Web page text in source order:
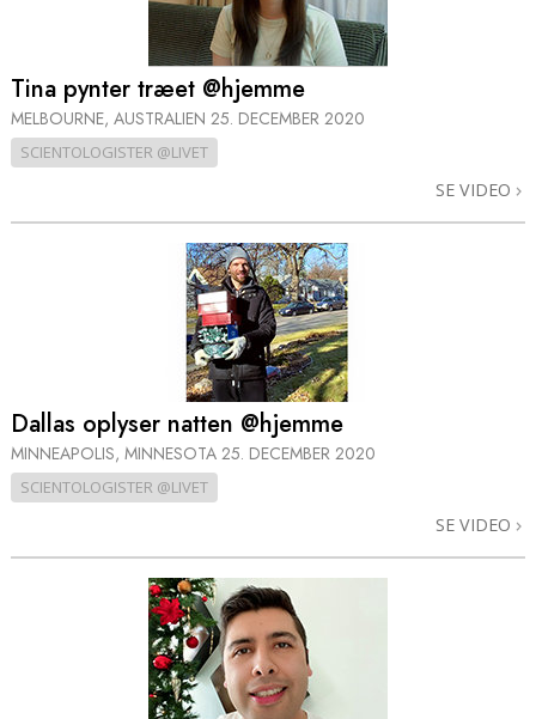
Tina pynter træet @hjemme
MELBOURNE, AUSTRALIEN 25. DECEMBER 2020
SCIENTOLOGISTER @LIVET
SE VIDEO
Dallas oplyser natten @hjemme
MINNEAPOLIS, MINNESOTA 25. DECEMBER 2020
SCIENTOLOGISTER @LIVET
SE VIDEO